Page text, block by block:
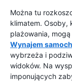
Można tu
klimatem. Osoby,
plażowania,
Wynajem
wybrzeża i
widoków. Na
imponujących